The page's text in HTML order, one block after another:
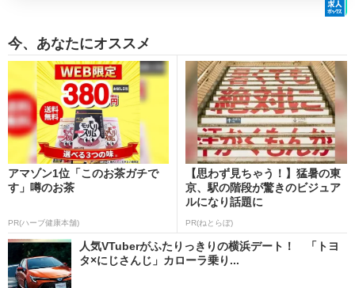
今、あなたにオススメ
アマゾン1位「このお茶ガチで
す」噂のお茶
PR(ハーブ健康本舗)
【思わず見ちゃう！】猛暑の東
京、駅の階段が驚きのビジュア
ルになり話題に
PR(ねとらぼ)
人気VTuberがふたりっきりの横浜デート！ 「トヨ
タ×にじさんじ」カローラ乗り...